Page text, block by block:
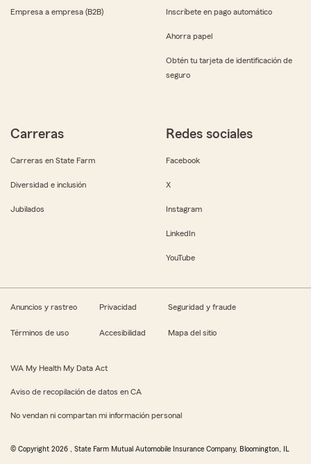
Empresa a empresa (B2B) Inscríbete en pago automático
Ahorra papel
Obtén tu tarjeta de identificación de
seguro
Carreras
Carreras en State Farm
Diversidad e inclusión
Jubilados
Redes sociales
Facebook
X
Instagram
LinkedIn
YouTube
Anuncios y rastreo Privacidad Seguridad y fraude
Términos de uso Accesibilidad Mapa del sitio
WA My Health My Data Act
Aviso de recopilación de datos en CA
No vendan ni compartan mi información personal
© Copyright 2026 , State Farm Mutual Automobile Insurance Company, Bloomington, IL